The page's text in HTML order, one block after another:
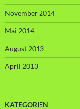
November 2014
Mai 2014
August 2013
April 2013
KATEGORIEN